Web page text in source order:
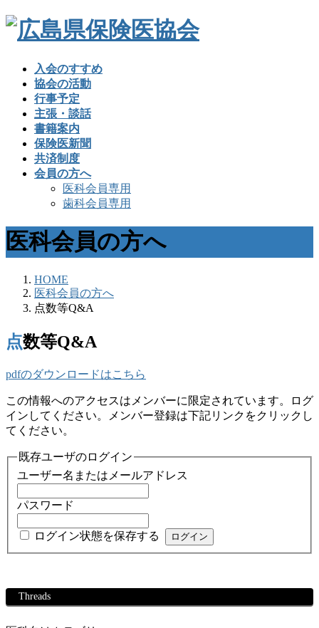
入会のすすめ
協会の活動
行事予定
主張・談話
書籍案内
保険医新聞
共済制度
会員の方へ
医科会員専用
歯科会員専用
医科会員の方へ
HOME
医科会員の方へ
点数等Q&A
点数等Q&A
pdfのダウンロードはこちら
この情報へのアクセスはメンバーに限定されています。ログ
インしてください。メンバー登録は下記リンクをクリックし
てください。
既存ユーザのログイン
ユーザー名またはメールアドレス
パスワード
ログイン状態を保存する
Threads